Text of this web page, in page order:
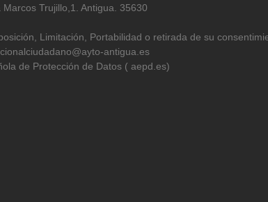
Trujillo,1. Antigua. 35630
Limitación, Portabilidad o retirada de su
antigua.es
de Protección de Datos ( aepd.es)